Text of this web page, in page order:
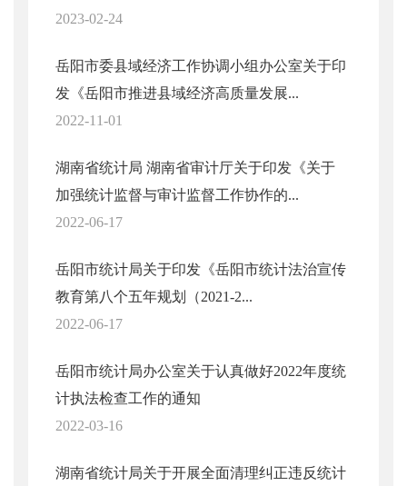
2023-02-24
岳阳市委县域经济工作协调小组办公室关于印
发《岳阳市推进县域经济高质量发展...
2022-11-01
湖南省统计局 湖南省审计厅关于印发《关于
加强统计监督与审计监督工作协作的...
2022-06-17
岳阳市统计局关于印发《岳阳市统计法治宣传
教育第八个五年规划（2021-2...
2022-06-17
岳阳市统计局办公室关于认真做好2022年度统
计执法检查工作的通知
2022-03-16
湖南省统计局关于开展全面清理纠正违反统计